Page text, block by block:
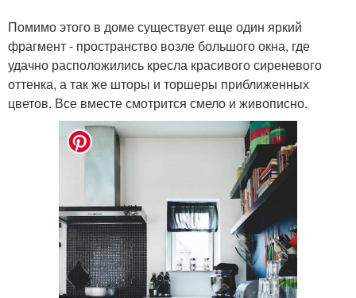
Помимо этого в доме существует еще один яркий
фрагмент - пространство возле большого окна, где
удачно расположились кресла красивого сиреневого
оттенка, а так же шторы и торшеры приближенных
цветов. Все вместе смотрится смело и живописно.